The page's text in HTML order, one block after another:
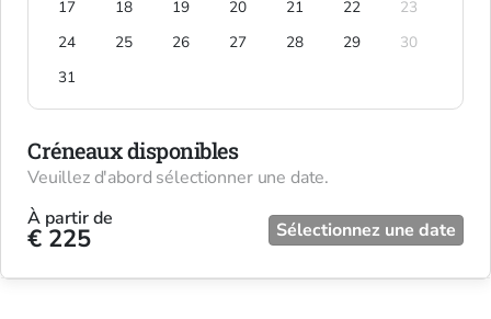
17
18 19 20 21 22
23
24
25 26 27 28 29
30
31
Créneaux disponibles
Veuillez d'abord sélectionner une date.
À partir de
€ 225 Sélectionnez une date